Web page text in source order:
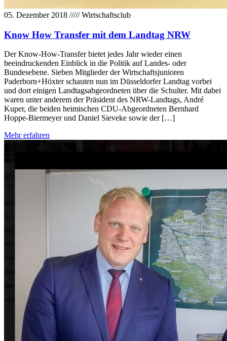
05. Dezember 2018 /////Wirtschaftsclub
Know How Transfer mit dem Landtag NRW
Der Know-How-Transfer bietet jedes Jahr wieder einen
beeindruckenden Einblick in die Politik auf Landes- oder
Bundesebene. Sieben Mitglieder der Wirtschaftsjunioren
Paderborn+Höxter schauten nun im Düsseldorfer Landtag vorbei
und dort einigen Landtagsabgeordneten über die Schulter. Mit dabei
waren unter anderem der Präsident des NRW-Landtags, André
Kuper, die beiden heimischen CDU-Abgeordneten Bernhard
Hoppe-Biermeyer und Daniel Sieveke sowie der […]
Mehr erfahren